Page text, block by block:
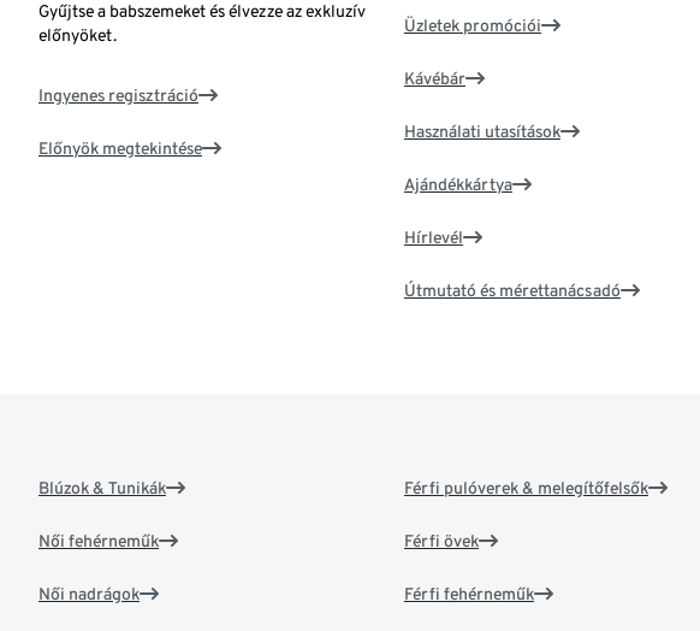
Gyűjtse a babszemeket és élvezze az exkluzív
előnyöket.
Ingyenes regisztráció
Előnyök megtekintése
Üzletek promóciói
Kávébár
Használati utasítások
Ajándékkártya
Hírlevél
Útmutató és mérettanácsadó
Blúzok & Tunikák
Női fehérneműk
Női nadrágok
Férfi pulóverek & melegítőfelsők
Férfi övek
Férfi fehérneműk